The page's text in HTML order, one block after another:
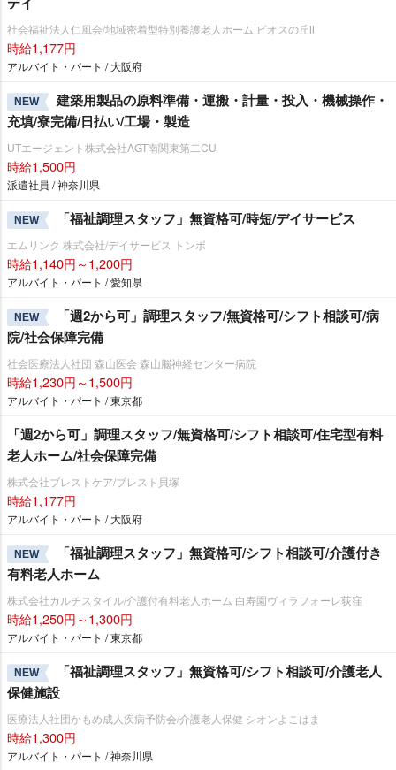
社会福祉法人仁風会/地域密着型特別養護老人ホーム ビオスの丘Ⅱ
時給1,177円
アルバイト・パート / 大阪府
NEW
建築用製品の原料準備・運搬・計量・投入・機械操作・
充填/寮完備/日払い/工場・製造
UTエージェント株式会社AGT南関東第二CU
時給1,500円
派遣社員 / 神奈川県
NEW 「福祉調理スタッフ」無資格可/時短/デイサービス
エムリンク 株式会社/デイサービス トンボ
時給1,140円～1,200円
アルバイト・パート / 愛知県
NEW
「週2から可」調理スタッフ/無資格可/シフト相談可/病
院/社会保障完備
社会医療法人社団 森山医会 森山脳神経センター病院
時給1,230円～1,500円
アルバイト・パート / 東京都
「週2から可」調理スタッフ/無資格可/シフト相談可/住宅型有料
老人ホーム/社会保障完備
株式会社ブレストケア/ブレスト貝塚
時給1,177円
アルバイト・パート / 大阪府
NEW
「福祉調理スタッフ」無資格可/シフト相談可/介護付き
有料老人ホーム
株式会社カルチスタイル/介護付有料老人ホーム 白寿園ヴィラフォーレ荻窪
時給1,250円～1,300円
アルバイト・パート / 東京都
NEW
「福祉調理スタッフ」無資格可/シフト相談可/介護老人
保健施設
医療法人社団かもめ成人疾病予防会/介護老人保健 シオンよこはま
時給1,300円
アルバイト・パート / 神奈川県